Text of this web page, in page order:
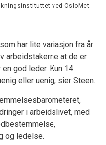
ved OsloMet.
har lite variasjon fra år
arbeidstakerne at de er
god leder. Kun 14
eller uenig, sier Steen.
i arbeidslivet, med
og ledelse.